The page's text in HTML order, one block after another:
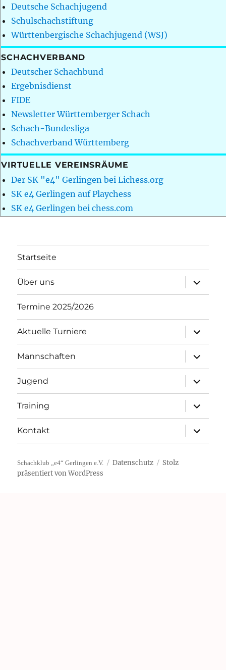
Deutsche Schachjugend
Schulschachstiftung
Württenbergische Schachjugend (WSJ)
SCHACHVERBAND
Deutscher Schachbund
Ergebnisdienst
FIDE
Newsletter Württemberger Schach
Schach-Bundesliga
Schachverband Württemberg
VIRTUELLE VEREINSRÄUME
Der SK "e4" Gerlingen bei Lichess.org
SK e4 Gerlingen auf Playchess
SK e4 Gerlingen bei chess.com
Startseite
Über uns
öffnen
Termine 2025/2026
Aktuelle Turniere
öffnen
Mannschaften
öffnen
Jugend
öffnen
Training
öffnen
Kontakt
öffnen
Schachklub „e4“ Gerlingen e.V. Datenschutz
Stolz
präsentiert von WordPress